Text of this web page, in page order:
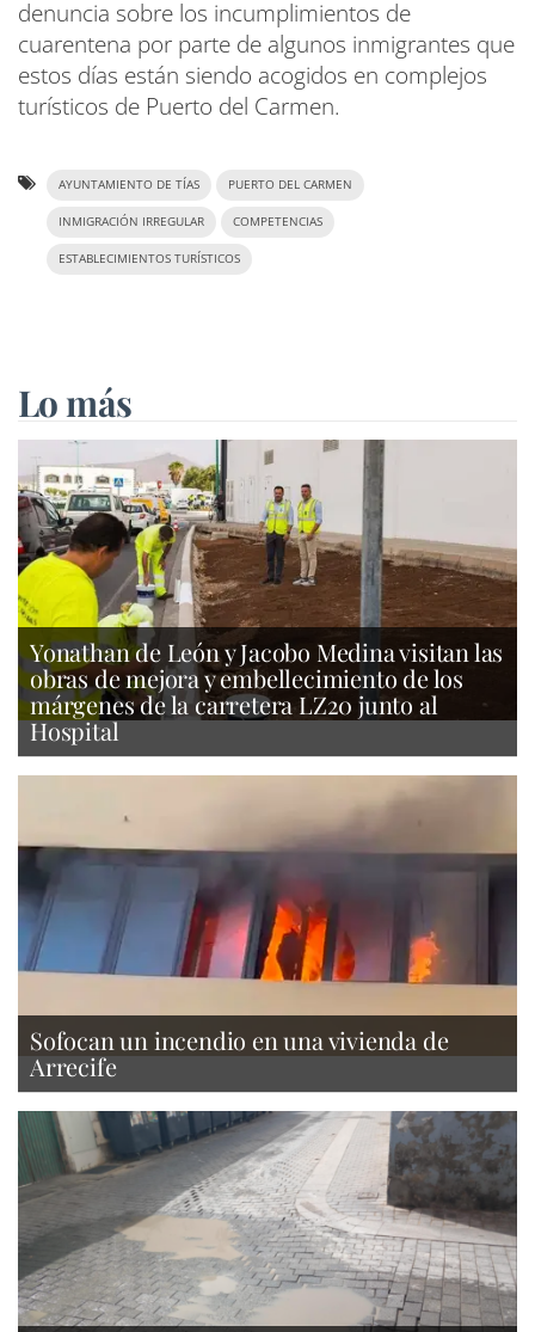
denuncia sobre los incumplimientos de
cuarentena por parte de algunos inmigrantes que
estos días están siendo acogidos en complejos
turísticos de Puerto del Carmen.
AYUNTAMIENTO DE TÍAS PUERTO DEL CARMEN
INMIGRACIÓN IRREGULAR COMPETENCIAS
ESTABLECIMIENTOS TURÍSTICOS
Lo más
Yonathan de León y Jacobo Medina visitan las
obras de mejora y embellecimiento de los
márgenes de la carretera LZ20 junto al
Hospital
Sofocan un incendio en una vivienda de
Arrecife